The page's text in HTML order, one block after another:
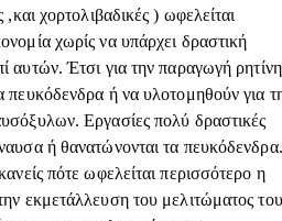
χορτολιβαδικές ) ωφελείται
χωρίς να υπάρχει δραστική
αυτών. Έτσι για την παραγωγή
πευκόδενδρα ή να υλοτομηθούν για
Εργασίες πολύ δραστικές
ή θανατώνονται τα πευκόδενδρα.
πότε ωφελείται περισσότερο η
εκμετάλλευση του μελιτώματος του